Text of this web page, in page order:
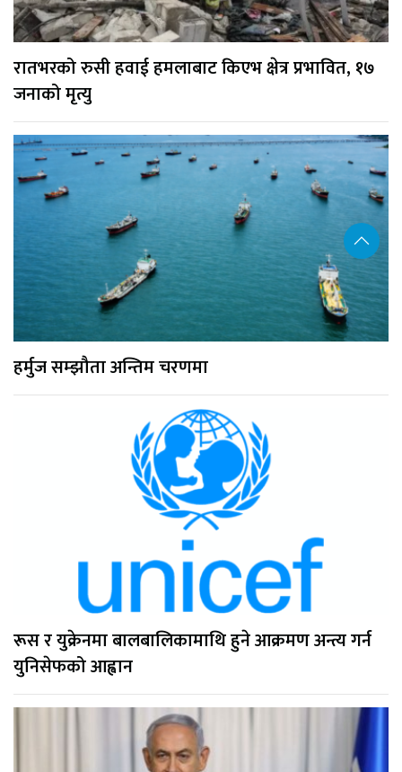
रातभरको रुसी हवाई हमलाबाट किएभ क्षेत्र प्रभावित, १७
जनाको मृत्यु
हर्मुज सम्झौता अन्तिम चरणमा
रूस र युक्रेनमा बालबालिकामाथि हुने आक्रमण अन्त्य गर्न
युनिसेफको आह्वान